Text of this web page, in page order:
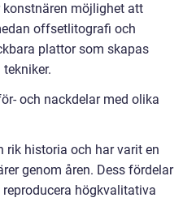
möjlighet att
offsetlitografi och
plattor som skapas
och nackdelar med olika
rik historia och har varit en
genom åren. Dess fördelar
högkvalitativa